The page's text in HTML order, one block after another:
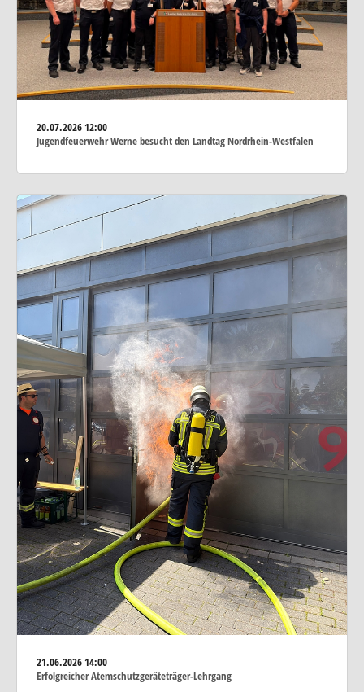
20.07.202612:00
Jugendfeuerwehr Werne besucht den Landtag Nordrhein-Westfalen
21.06.202614:00
Erfolgreicher Atemschutzgeräteträger-Lehrgang